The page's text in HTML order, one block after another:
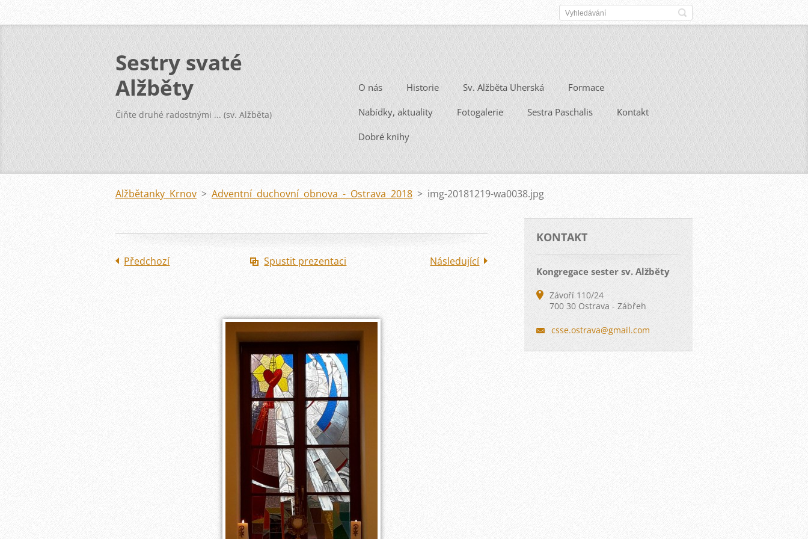
Sestry svaté
Alžběty
Čiňte druhé radostnými ... (sv. Alžběta)
O nás Historie Sv. Alžběta Uherská Formace
Nabídky, aktuality Fotogalerie Sestra Paschalis Kontakt
Dobré knihy
Alžbětanky Krnov > Adventní duchovní obnova - Ostrava 2018 > img-20181219-wa0038.jpg
Předchozí Spustit prezentaci Následující
KONTAKT
Kongregace sester sv. Alžběty
Závoří 110/24
700 30 Ostrava - Zábřeh
csse.ostrava@gmail.com